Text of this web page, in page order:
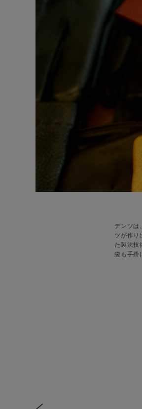
デンツは
ツが作り
た製法技
袋も手掛